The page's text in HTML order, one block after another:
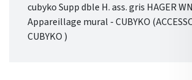
cubyko Supp dble H. ass. gris HAGER
Appareillage mural - CUBYKO
CUBYKO )